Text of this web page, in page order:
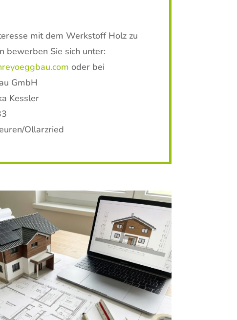
mit dem Werkstoff Holz zu
bewerben Sie sich unter:
oder bei
GmbH
Kessler
Ollarzried